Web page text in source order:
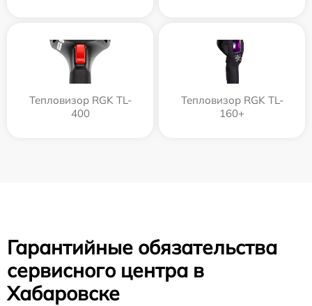
Тепловизор RGK TL-
400
Тепловизор RGK TL-
160+
Гарантийные обязательства
сервисного центра в
Хабаровске